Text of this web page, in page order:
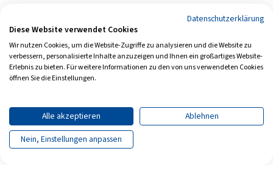
Datenschutzerklärung
Diese Website verwendet Cookies
Wir nutzen Cookies, um die Website-Zugriffe zu analysieren und die Website zu
verbessern, personalisierte Inhalte anzuzeigen und Ihnen ein großartiges Website-
Erlebnis zu bieten. Für weitere Informationen zu den von uns verwendeten Cookies
öffnen Sie die Einstellungen.
Alle akzeptieren
Ablehnen
Nein, Einstellungen anpassen